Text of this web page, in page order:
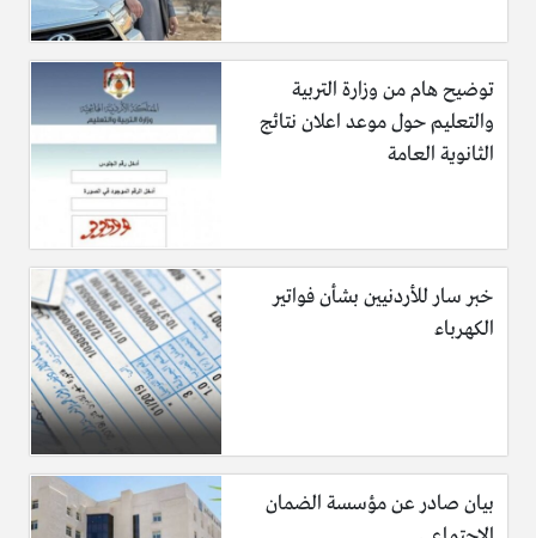
توضيح هام من وزارة التربية
والتعليم حول موعد اعلان نتائج
الثانوية العامة
خبر سار للأردنيين بشأن فواتير
الكهرباء
بيان صادر عن مؤسسة الضمان